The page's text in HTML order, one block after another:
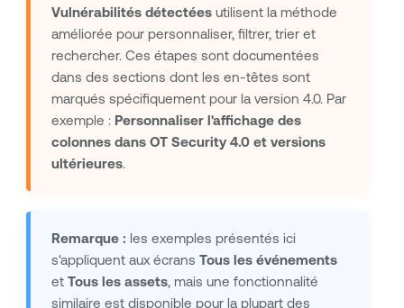
Vulnérabilités détectéesutilisent la méthode
améliorée pour personnaliser, filtrer, trier et
rechercher. Ces étapes sont documentées
dans des sections dont les en-têtes sont
marqués spécifiquement pour la version 4.0. Par
exemple :Personnaliser l'affichage des
colonnes dans OT Security4.0 et versions
ultérieures.
Remarque : les exemples présentés ici
s'appliquent aux écrans Tous les événements
et Tous les assets, mais une fonctionnalité
similaire est disponible pour la plupart des